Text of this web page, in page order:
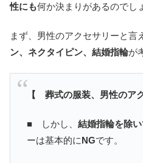
性にも何か決まりがあるのでし
まず、男性のアクセサリーと言
ン、ネクタイピン、結婚指輪が
【 葬式の服装、男性のア
■ しかし、 結婚指輪を除い
ーは基本的にNGです。